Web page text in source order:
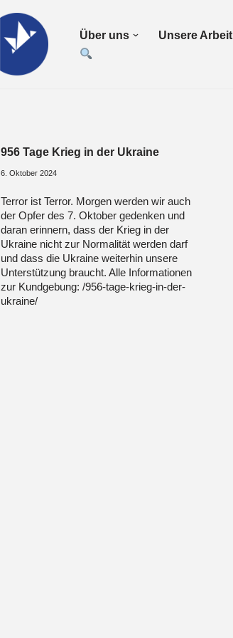
Über uns Unsere Arbeit
956 Tage Krieg in der Ukraine
6. Oktober 2024
Terror ist Terror. Morgen werden wir auch
der Opfer des 7. Oktober gedenken und
daran erinnern, dass der Krieg in der
Ukraine nicht zur Normalität werden darf
und dass die Ukraine weiterhin unsere
Unterstützung braucht. Alle Informationen
zur Kundgebung: /956-tage-krieg-in-der-
ukraine/